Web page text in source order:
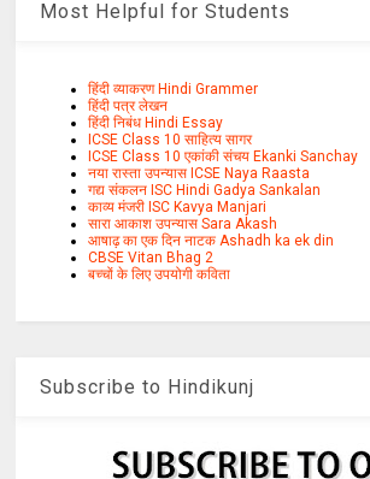
Most Helpful for Students
हिंदी व्याकरण Hindi Grammer
हिंदी पत्र लेखन
हिंदी निबंध Hindi Essay
ICSE Class 10 साहित्य सागर
ICSE Class 10 एकांकी संचय Ekanki Sanchay
नया रास्ता उपन्यास ICSE Naya Raasta
गद्य संकलन ISC Hindi Gadya Sankalan
काव्य मंजरी ISC Kavya Manjari
सारा आकाश उपन्यास Sara Akash
आषाढ़ का एक दिन नाटक Ashadh ka ek din
CBSE Vitan Bhag 2
बच्चों के लिए उपयोगी कविता
Subscribe to Hindikunj